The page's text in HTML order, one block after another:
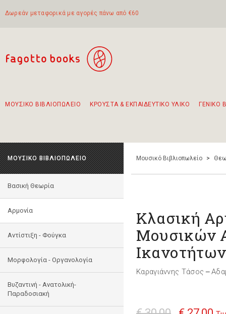
Δωρεάν μεταφορικά με αγορές πάνω από €60
ΜΟΥΣΙΚΟ ΒΙΒΛΙΟΠΩΛΕΙΟ ΚΡΟΥΣΤΑ & ΕΚΠΑΙΔΕΥΤΙΚΟ ΥΛΙΚΟ ΓΕΝΙΚΟ
ΜΟΥΣΙΚΟ ΒΙΒΛΙΟΠΩΛΕΙΟ
Βασική Θεωρία
Αρμονία
Αντίστιξη - Φούγκα
Μορφολογία - Οργανολογία
Bυζαντινή - Ανατολική-
Παραδοσιακή
Μουσικό Βιβλιοπωλείο >
Κλασική
Μουσικών
Καραγιάννης Τάσος —